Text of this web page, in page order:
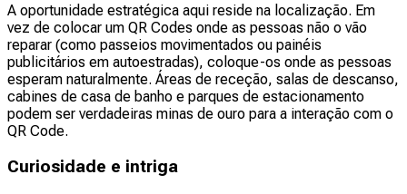
A oportunidade estratégica aqui reside na localização. Em
vez de colocar um QR Codes onde as pessoas não o vão
reparar (como passeios movimentados ou painéis
publicitários em autoestradas), coloque-os onde as pessoas
esperam naturalmente. Áreas de receção, salas de descanso,
cabines de casa de banho e parques de estacionamento
podem ser verdadeiras minas de ouro para a interação com o
QR Code.
Curiosidade e intriga